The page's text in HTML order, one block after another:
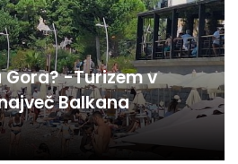
-Turizem v
Balkana